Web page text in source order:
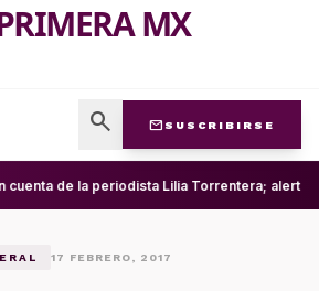
MX
search mail SUSCRIBIRSE
cuenta de la periodista Lilia Torrentera; alerta
17 FEBRERO, 2017